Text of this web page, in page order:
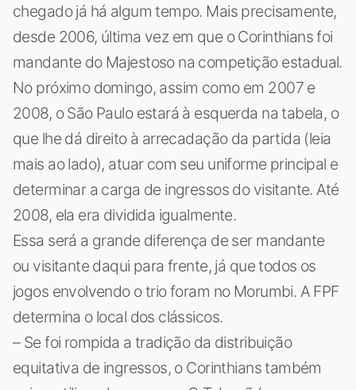
chegado já há algum tempo. Mais precisamente,
desde 2006, última vez em que o Corinthians foi
mandante do Majestoso na competição estadual.
No próximo domingo, assim como em 2007 e
2008, o São Paulo estará à esquerda na tabela, o
que lhe dá direito à arrecadação da partida (leia
mais ao lado), atuar com seu uniforme principal e
determinar a carga de ingressos do visitante. Até
2008, ela era dividida igualmente.
Essa será a grande diferença de ser mandante
ou visitante daqui para frente, já que todos os
jogos envolvendo o trio foram no Morumbi. A FPF
determina o local dos clássicos.
– Se foi rompida a tradição da distribuição
equitativa de ingressos, o Corinthians também